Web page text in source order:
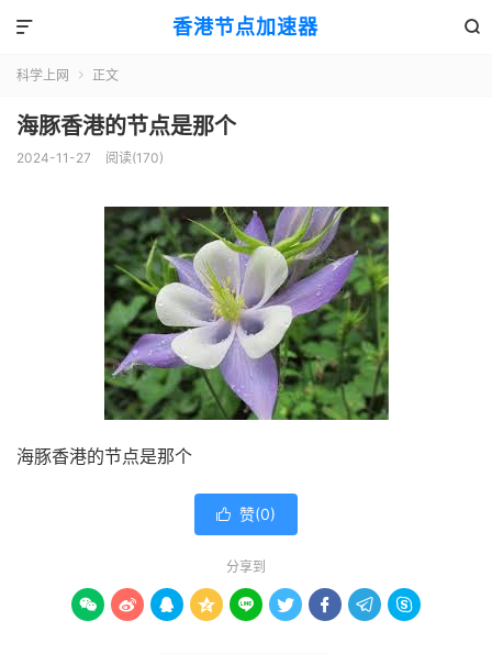
香港节点加速器 

科学上网  正文
海豚香港的节点是那个
2024-11-27 阅读(170)
海豚香港的节点是那个
 赞(0)
分享到
        